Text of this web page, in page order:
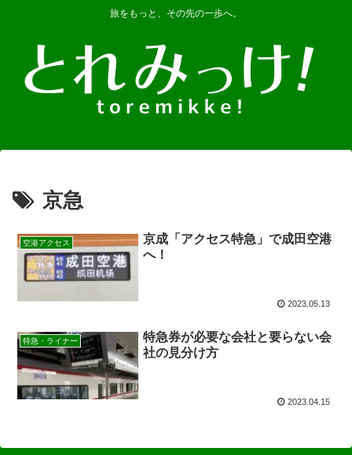
旅をもっと、その先の一歩へ。
京急
空港アクセス
京成「アクセス特急」で成田空港
へ！
2023.05.13
特急・ライナー
特急券が必要な会社と要らない会
社の見分け方
2023.04.15